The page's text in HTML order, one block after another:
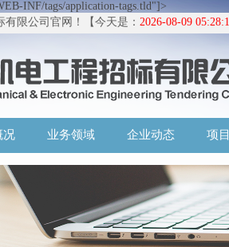
INF/tags/application-tags.tld"]>
限公司官网！【今天是： 2026-08-09
况 业务领域 企业动态 项